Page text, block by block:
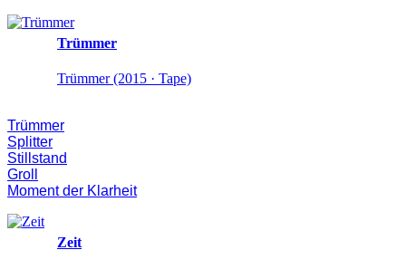
Trümmer
Trümmer (2015 · Tape)
Trümmer
Splitter
Stillstand
Groll
Moment der Klarheit
Zeit